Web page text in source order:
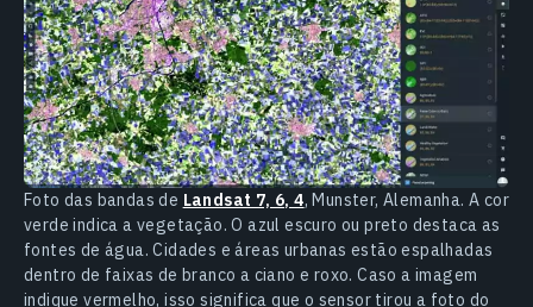
Foto das bandas de Landsat 7, 6, 4, Munster, Alemanha. A cor
verde indica a vegetação. O azul escuro ou preto destaca as
fontes de água. Cidades e áreas urbanas estão espalhadas
dentro de faixas de branco a ciano e roxo. Caso a imagem
indique vermelho, isso significa que o sensor tirou a foto do